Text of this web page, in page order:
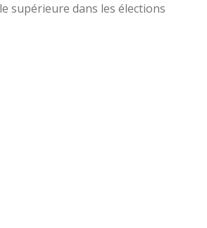
supérieure dans les élections